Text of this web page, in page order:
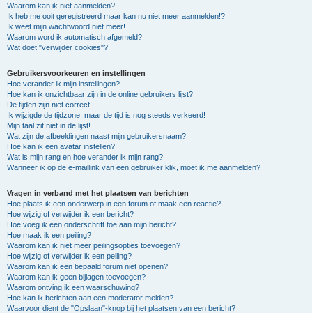
Waarom kan ik niet aanmelden?
Ik heb me ooit geregistreerd maar kan nu niet meer aanmelden!?
Ik weet mijn wachtwoord niet meer!
Waarom word ik automatisch afgemeld?
Wat doet "verwijder cookies"?
Gebruikersvoorkeuren en instellingen
Hoe verander ik mijn instellingen?
Hoe kan ik onzichtbaar zijn in de online gebruikers lijst?
De tijden zijn niet correct!
Ik wijzigde de tijdzone, maar de tijd is nog steeds verkeerd!
Mijn taal zit niet in de lijst!
Wat zijn de afbeeldingen naast mijn gebruikersnaam?
Hoe kan ik een avatar instellen?
Wat is mijn rang en hoe verander ik mijn rang?
Wanneer ik op de e-maillink van een gebruiker klik, moet ik me aanmelden?
Vragen in verband met het plaatsen van berichten
Hoe plaats ik een onderwerp in een forum of maak een reactie?
Hoe wijzig of verwijder ik een bericht?
Hoe voeg ik een onderschrift toe aan mijn bericht?
Hoe maak ik een peiling?
Waarom kan ik niet meer peilingsopties toevoegen?
Hoe wijzig of verwijder ik een peiling?
Waarom kan ik een bepaald forum niet openen?
Waarom kan ik geen bijlagen toevoegen?
Waarom ontving ik een waarschuwing?
Hoe kan ik berichten aan een moderator melden?
Waarvoor dient de "Opslaan"-knop bij het plaatsen van een bericht?